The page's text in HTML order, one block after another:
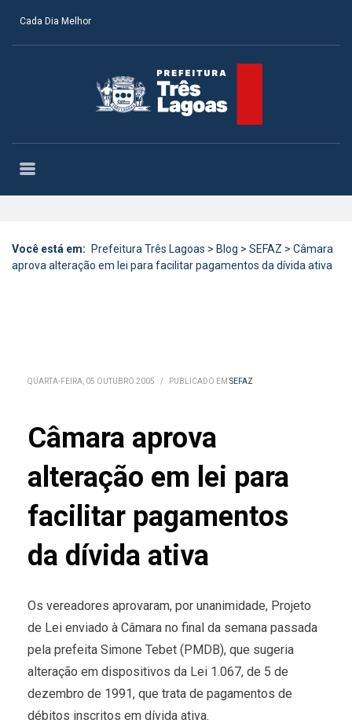
Cada Dia Melhor
Você está em: Prefeitura Três Lagoas > Blog > SEFAZ > Câmara
aprova alteração em lei para facilitar pagamentos da dívida ativa
QUARTA-FEIRA, 05 OUTUBRO 2005 / PUBLICADO EM SEFAZ
Câmara aprova
alteração em lei para
facilitar pagamentos
da dívida ativa
Os vereadores aprovaram, por unanimidade, Projeto
de Lei enviado à Câmara no final da semana passada
pela prefeita Simone Tebet (PMDB), que sugeria
alteração em dispositivos da Lei 1.067, de 5 de
dezembro de 1991, que trata de pagamentos de
débitos inscritos em dívida ativa.